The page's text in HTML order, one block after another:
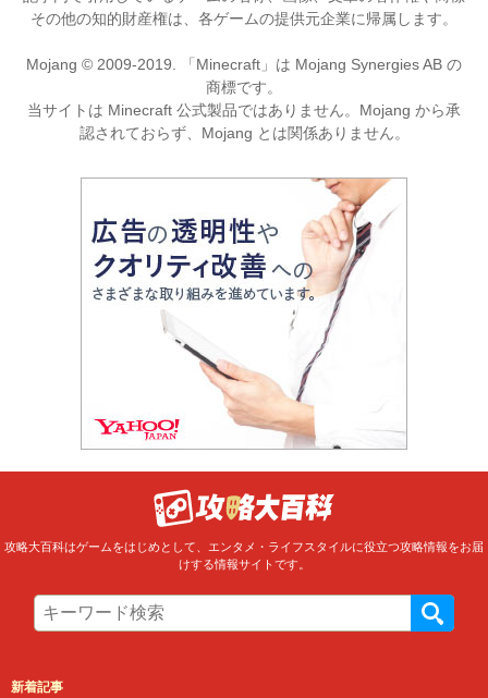
その他の知的財産権は、各ゲームの提供元企業に帰属します。
Mojang © 2009-2019. 「Minecraft」は Mojang Synergies AB の
商標です。
当サイトは Minecraft 公式製品ではありません。Mojang から承
認されておらず、Mojang とは関係ありません。
攻略大百科はゲームをはじめとして、エンタメ・ライフスタイルに役立つ攻略情報をお届
けする情報サイトです。
新着記事